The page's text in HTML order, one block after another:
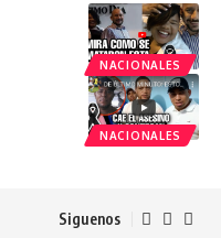
NACIONALES
NACIONALES
Siguenos